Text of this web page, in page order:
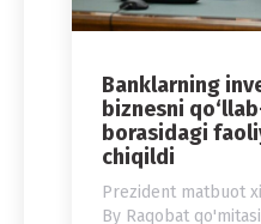
Banklarning
biznesni
borasidagi
chiqildi
Prezident matbuot
By Raqobat qo'mitasi